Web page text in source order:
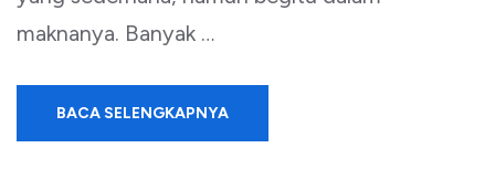
maknanya. Banyak …
BACA SELENGKAPNYA